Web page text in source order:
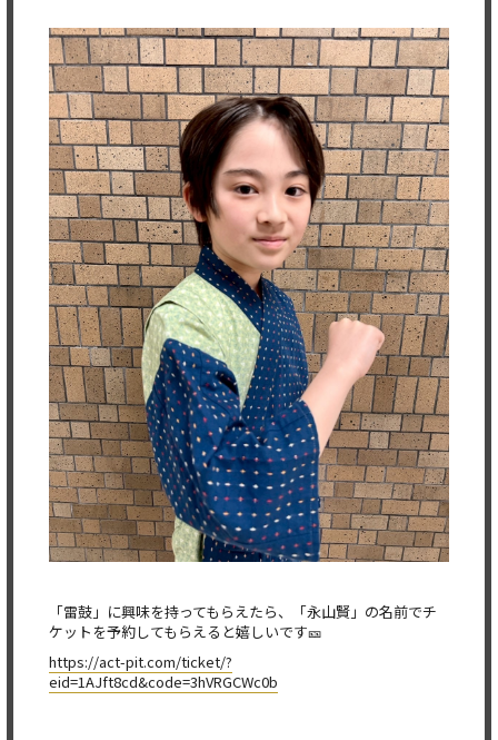
「雷鼓」に興味を持ってもらえたら、「永山賢」の名前でチ
ケットを予約してもらえると嬉しいです🎫
https://act-pit.com/ticket/?
eid=1AJft8cd&code=3hVRGCWc0b